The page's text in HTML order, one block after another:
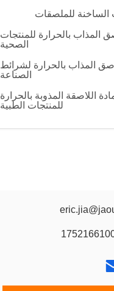
الساخنة للملصقات
المذاب بالحرارة للمنتجات
الصحية
المذاب بالحرارة لشرائط
الصناعة
اللاصقة المذوبة بالحرارة
للمنتجات الطبية